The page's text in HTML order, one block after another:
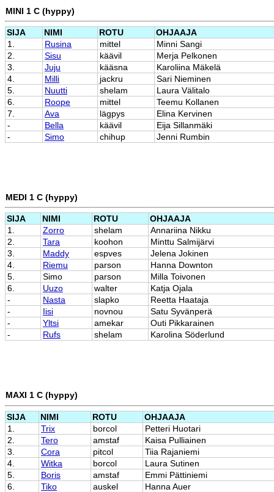
MINI 1 C (hyppy)
SIJA NIMI ROTU
OHJAAJA
1.
Rusina mittel
Minni Sangi
2.
Sisu käävil
Merja Pelkonen
3.
Juju kääsna
Karoliina Mäkelä
4.
Milli jackru
Sari Nieminen
5.
Nuutti shelam
Laura Välitalo
6.
Roope mittel
Teemu Kollanen
7.
Ava lägpys
Elina Kervinen
-
Bella käävil
Eija Sillanmäki
-
Simo chihup Jenni Rumbin
MEDI 1 C (hyppy)
SIJA NIMI ROTU
OHJAAJA
1.
Zorro shelam
Annariina Nikku
2.
Tara koohon
Minttu Salmijärvi
3.
Maddy espves
Jelena Jokinen
4.
Riemu parson
Hanna Downton
5.
Simo parson
Milla Toivonen
6.
Uuzo walter
Katja Ojala
-
Nasta slapko
Reetta Haataja
-
Iisi novnou
Satu Syvänperä
-
Yltsi amekar
Outi Pikkarainen
-
Rufs shelam Karolina Söderlund
MAXI 1 C (hyppy)
SIJA NIMI ROTU
OHJAAJA
1.
Trix borcol
Petteri Huotari
2.
Tero amstaf
Kaisa Pulliainen
3.
Cora pitcol
Tiia Rajaniemi
4.
Witka borcol
Laura Sutinen
5.
Boris amstaf
Emmi Pättiniemi
6.
Tiko auskel
Hanna Auer